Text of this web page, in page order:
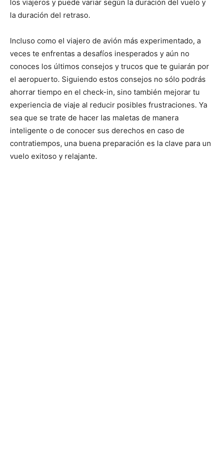
los viajeros y puede variar según la duración del vuelo y
la duración del retraso.
Incluso como el viajero de avión más experimentado, a
veces te enfrentas a desafíos inesperados y aún no
conoces los últimos consejos y trucos que te guiarán por
el aeropuerto. Siguiendo estos consejos no sólo podrás
ahorrar tiempo en el check-in, sino también mejorar tu
experiencia de viaje al reducir posibles frustraciones. Ya
sea que se trate de hacer las maletas de manera
inteligente o de conocer sus derechos en caso de
contratiempos, una buena preparación es la clave para un
vuelo exitoso y relajante.